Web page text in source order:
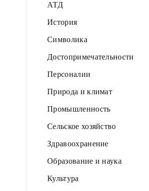
АТД
История
Символика
Достопримечательности
Персоналии
Природа и климат
Промышленность
Сельское хозяйство
Здравоохранение
Образование и наука
Культура